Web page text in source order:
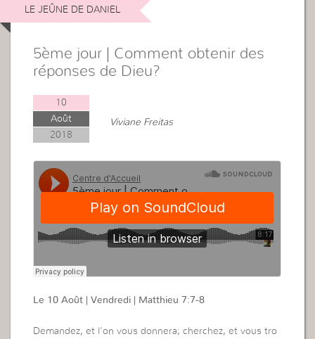
LE JEÛNE DE DANIEL
5ème jour | Comment obtenir des
réponses de Dieu?
10
Août
2018
Viviane Freitas
Le 10 Août | Vendredi | Matthieu 7:7-8
Demandez, et l’on vous donnera; cherchez, et vous tro